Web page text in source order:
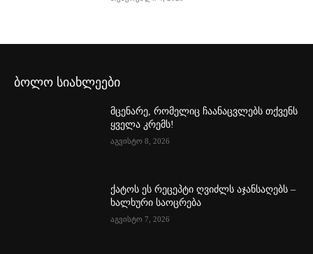
ბოლო სიახლეები
მცენარე, რომელიც ჩაანაცვლებს თქვენს
ყველა კრემს!
აგვისტო 8, 2026
ქატოს ეს რეცეპტი ღვიძლს აჯანსაღებს –
ხალხური საოცრება
აგვისტო 7, 2026